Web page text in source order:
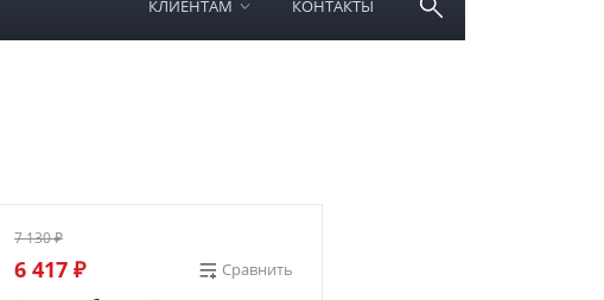
КЛИЕНТАМ КОНТАКТЫ
7 130 ₽
6 417 ₽
Сравнить